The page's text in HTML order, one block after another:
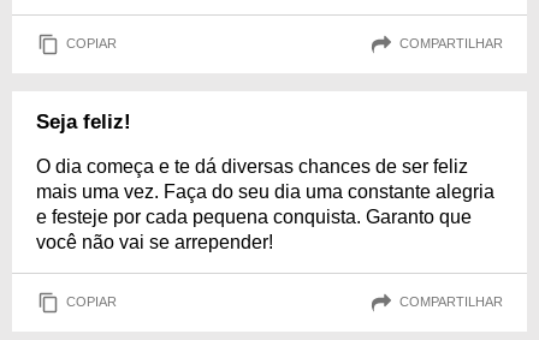
COPIAR COMPARTILHAR
Seja feliz!
O dia começa e te dá diversas chances de ser feliz
mais uma vez. Faça do seu dia uma constante alegria
e festeje por cada pequena conquista. Garanto que
você não vai se arrepender!
COPIAR COMPARTILHAR